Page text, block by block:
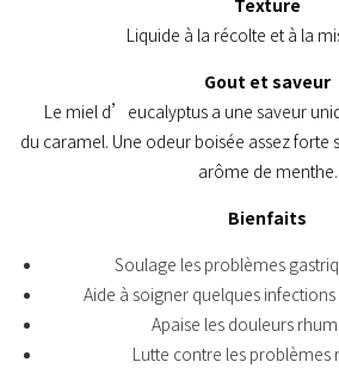
Texture
Liquide à la récolte et à la
Gout et saveur
Le miel d’eucalyptus a une saveur
du caramel. Une odeur boisée assez forte
arôme de menthe.
Bienfaits
Soulage les problèmes
Aide à soigner quelques
Apaise les douleurs
Lutte contre les problèmes